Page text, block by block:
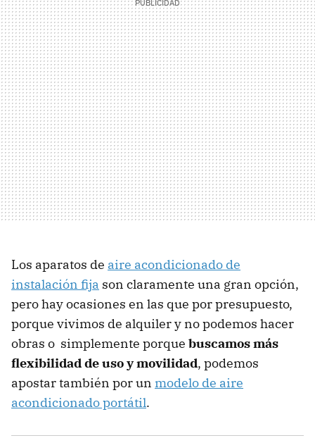
Los aparatos de aire acondicionado de
instalación fija son claramente una gran opción,
pero hay ocasiones en las que por presupuesto,
porque vivimos de alquiler y no podemos hacer
obras o simplemente porque buscamos más
flexibilidad de uso y movilidad, podemos
apostar también por un modelo de aire
acondicionado portátil.